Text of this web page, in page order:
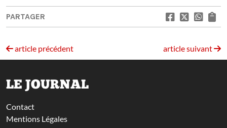
PARTAGER
article précédent article suivant
LE JOURNAL
Contact
Mentions Légales